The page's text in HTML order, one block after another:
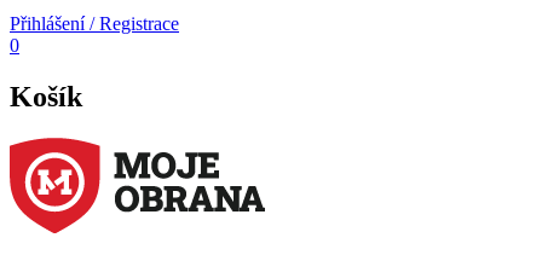
Přihlášení / Registrace
0
Košík